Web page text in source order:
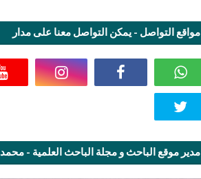
مواقع التواصل - يمكن التواصل معنا على مدار
مدير موقع الباحث و مجلة الباحث العلمية - محمد